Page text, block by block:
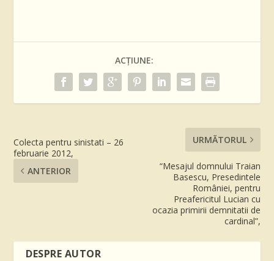
ACȚIUNE:
Colecta pentru sinistati – 26
februarie 2012,
ANTERIOR
URMĂTORUL
“Mesajul domnului Traian
Basescu, Presedintele
României, pentru
Preafericitul Lucian cu
ocazia primirii demnitatii de
cardinal”,
DESPRE AUTOR